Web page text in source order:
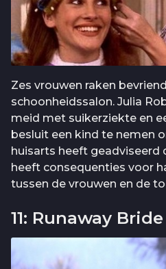
Zes vrouwen raken
schoonheidssalon. Julia
meid met suikerziekte en
besluit een kind te nemen
huisarts heeft geadviseerd
heeft consequenties voor
tussen de vrouwen en de
11: Runaway Bride